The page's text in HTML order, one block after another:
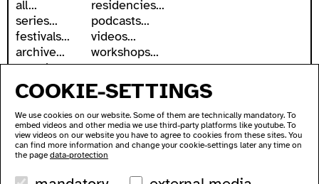
all...
series...
festivals...
archive...
search
residencies...
podcasts...
videos...
workshops...
accessibility
ausland in sign language
wc's
transportation
about
contact
newsletter
supported by
COOKIE-SETTINGS
We use cookies on our website. Some of them are technically mandatory. To
embed videos and other media we use third-party platforms like youtube. To
view videos on our website you have to agree to cookies from these sites. You
can find more information and change your cookie-settings later any time on
the page data-protection